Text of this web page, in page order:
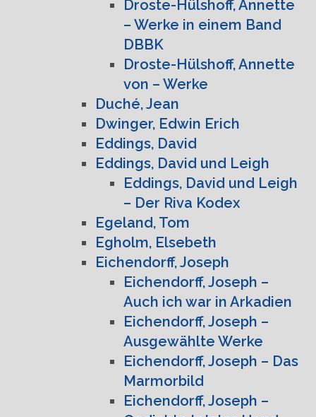
Droste-Hülshoff, Annette
– Werke in einem Band
DBBK
Droste-Hülshoff, Annette
von – Werke
Duché, Jean
Dwinger, Edwin Erich
Eddings, David
Eddings, David und Leigh
Eddings, David und Leigh
– Der Riva Kodex
Egeland, Tom
Egholm, Elsebeth
Eichendorff, Joseph
Eichendorff, Joseph –
Auch ich war in Arkadien
Eichendorff, Joseph –
Ausgewählte Werke
Eichendorff, Joseph – Das
Marmorbild
Eichendorff, Joseph –